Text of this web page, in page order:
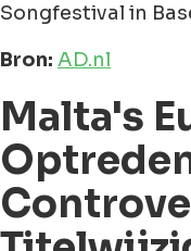
Songfestival in
Bron: AD.nl
Malta's